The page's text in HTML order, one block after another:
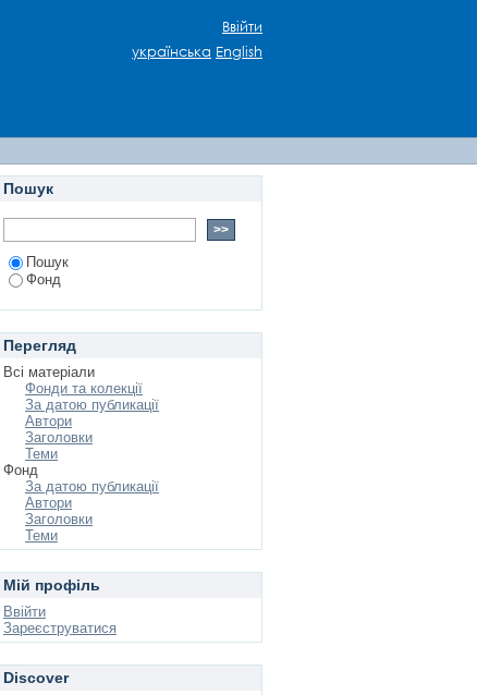
Ввійти
українська English
Пошук
Пошук
Фонд
Перегляд
Всі матеріали
Фонди та колекції
За датою публикації
Автори
Заголовки
Теми
Фонд
За датою публикації
Автори
Заголовки
Теми
Мій профіль
Ввійти
Зареєструватися
Discover